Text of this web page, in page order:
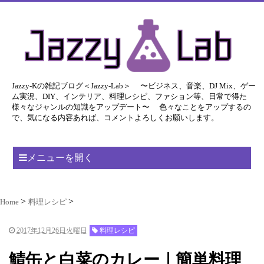
Jazzy-Kの雑記ブログ＜Jazzy-Lab＞ 〜ビジネス、音楽、DJ Mix、ゲー
ム実況、DIY、インテリア、料理レシピ、ファション等、日常で得た
様々なジャンルの知識をアップデート〜 色々なことをアップするの
で、気になる内容あれば、コメントよろしくお願いします。
メニューを開く
Home 料理レシピ
2017年12月26日火曜日 料理レシピ
鯖缶と白菜のカレー｜簡単料理